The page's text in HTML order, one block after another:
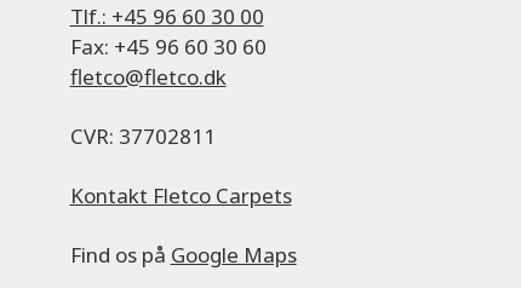
Tlf.: +45 96 60 30 00
Fax: +45 96 60 30 60
fletco@fletco.dk
CVR: 37702811
Kontakt Fletco Carpets
Find os på Google Maps